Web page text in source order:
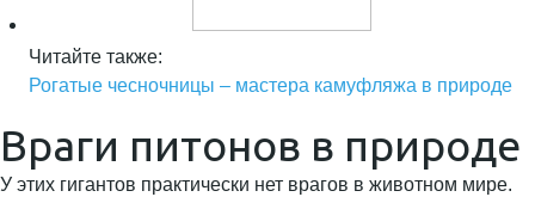
Читайте также:
Рогатые чесночницы – мастера камуфляжа в природе
Враги питонов в природе
У этих гигантов практически нет врагов в животном мире.